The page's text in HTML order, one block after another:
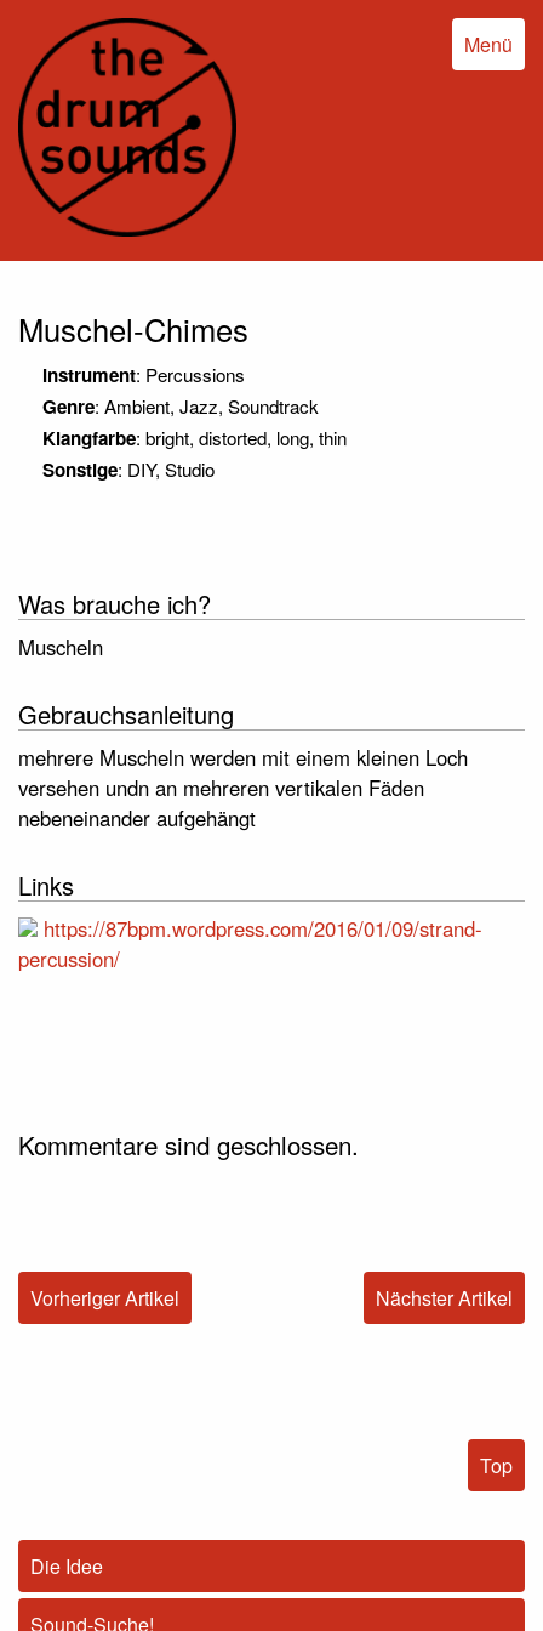
Menü
Muschel-Chimes
Instrument: Percussions
Genre: Ambient, Jazz, Soundtrack
Klangfarbe: bright, distorted, long, thin
Sonstige: DIY, Studio
Was brauche ich?
Muscheln
Gebrauchsanleitung
mehrere Muscheln werden mit einem kleinen Loch
versehen undn an mehreren vertikalen Fäden
nebeneinander aufgehängt
Links
https://87bpm.wordpress.com/2016/01/09/strand-
percussion/
Kommentare sind geschlossen.
Nächster Artikel
Vorheriger Artikel
Top
Die Idee
Sound-Suche!